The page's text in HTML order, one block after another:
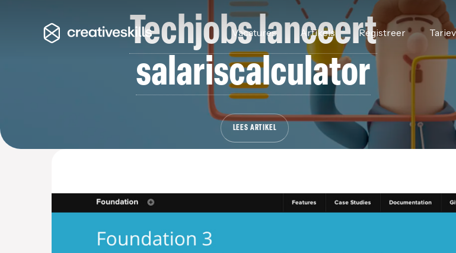
Vacatures Artikels Registreer
Techjobs lanceert
salariscalculator
LEES ARTIKEL